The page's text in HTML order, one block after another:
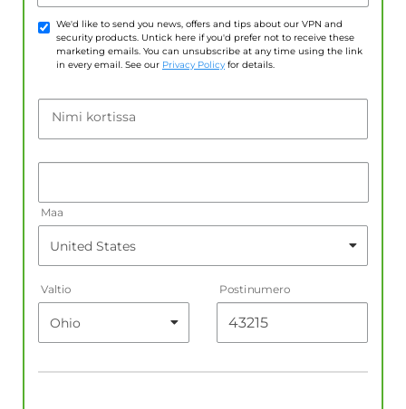
We'd like to send you news, offers and tips about our VPN and
security products. Untick here if you'd prefer not to receive these
marketing emails. You can unsubscribe at any time using the link
in every email. See our Privacy Policy for details.
Nimi kortissa
Maa
Valtio Postinumero